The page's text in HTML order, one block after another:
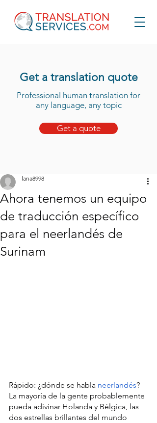
Get a translation quote
Professional human translation for
any language, any topic
Get a quote
Ahora tenemos un equipo
de traducción específico
para el neerlandés de
Surinam
lana8998
Rápido: ¿dónde se habla neerlandés?
La mayoría de la gente probablemente
pueda adivinar Holanda y Bélgica, las
dos estrellas brillantes del mundo